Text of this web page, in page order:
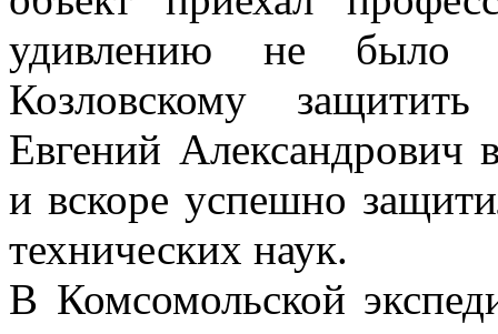
удивлению не было
Козловскому
Евгений Александрович
и вскоре успешно
технических наук.
В Комсомольской